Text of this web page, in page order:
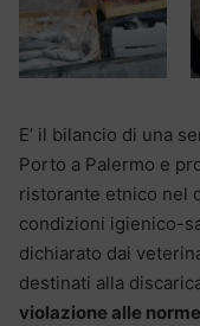
E’ il bilancio di una
Porto a Palermo e
ristorante etnico nel
condizioni igienico-
dichiarato dai
destinati alla
violazione alle